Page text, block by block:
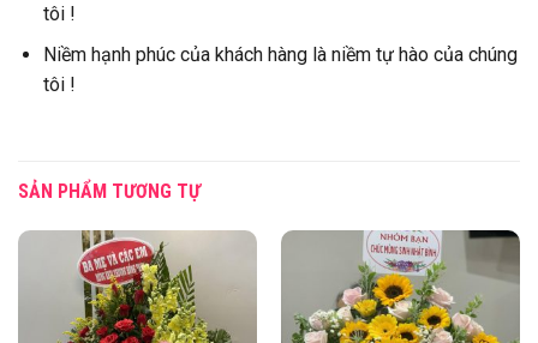
tôi !
Niềm hạnh phúc của khách hàng là niềm tự hào của chúng
tôi !
SẢN PHẨM TƯƠNG TỰ